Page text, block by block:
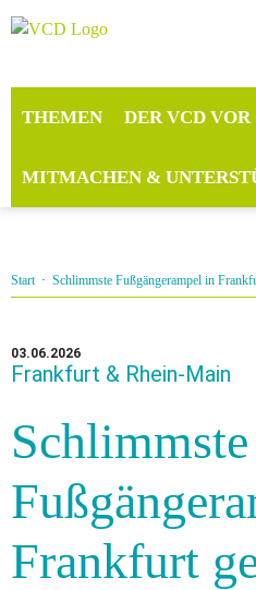
THEMEN DER VCD VOR
MITMACHEN &
Start· Schlimmste Fußgängerampel in
03.06.2026
Frankfurt & Rhein-Main
Schlimmste
Frankfurt